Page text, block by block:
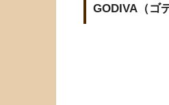
GODIVA（ゴ